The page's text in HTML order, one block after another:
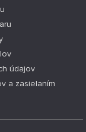
údajov
a zasielaním